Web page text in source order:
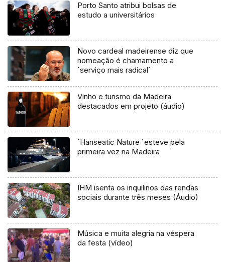
Porto Santo atribui bolsas de
estudo a universitários
Novo cardeal madeirense diz que
nomeação é chamamento a
`serviço mais radical`
Vinho e turismo da Madeira
destacados em projeto (áudio)
`Hanseatic Nature `esteve pela
primeira vez na Madeira
IHM isenta os inquilinos das rendas
sociais durante três meses (Áudio)
Música e muita alegria na véspera
da festa (vídeo)